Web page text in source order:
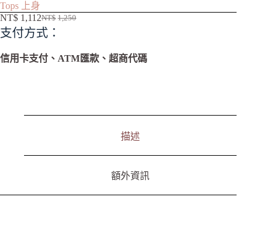
t
e
r
a
t
Tops 上身
NT$ 1,250
NT$ 1,112
支付方式：
信用卡支付、ATM匯款、超商代碼
描述
額外資訊